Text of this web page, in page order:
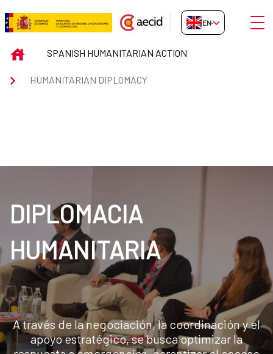
Skip to Main Content
HUMANITARIAN DIPLOMACY
EN-GB
INICIOSPANISH HUMANITARIAN ACTION
HUMANITARIAN DIPLOMACY
DIPLOMACIA
HUMANITARIA
A través de la negociación, la coordinación y el
apoyo estratégico, se busca optimizar la